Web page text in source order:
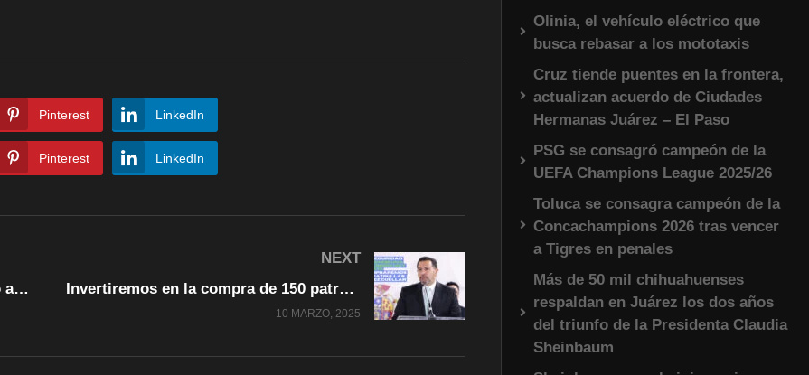
Pinterest LinkedIn
Pinterest LinkedIn
Ebrard: Las exportaciones de Mexico a EU hasta el 2 de abril no pagarán arancel
NEXT
Invertiremos en la compra de 150 patrullas, no descuidaremos zonas de la ciudad: Pérez Cuéllar
10 MARZO, 2025
Olinia, el vehículo eléctrico que
busca rebasar a los mototaxis
Cruz tiende puentes en la frontera,
actualizan acuerdo de Ciudades
Hermanas Juárez – El Paso
PSG se consagró campeón de la
UEFA Champions League 2025/26
Toluca se consagra campeón de la
Concachampions 2026 tras vencer
a Tigres en penales
Más de 50 mil chihuahuenses
respaldan en Juárez los dos años
del triunfo de la Presidenta Claudia
Sheinbaum